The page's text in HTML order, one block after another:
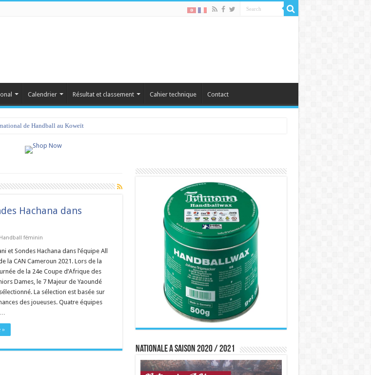
Calendrier Résultat et classement Cahier technique Contact
de Handball au Koweït
liste des joueurs convoqués
Hachana dans
Handball féminin
et Sondes Hachana dans l’équipe All
la CAN Cameroun 2021. Lors de la
de la 24e Coupe d’Afrique des
Dames, le 7 Majeur de Yaoundé
La sélection est basée sur
des joueuses. Quatre équipes
…
»
Nationale A saison 2020 / 2021